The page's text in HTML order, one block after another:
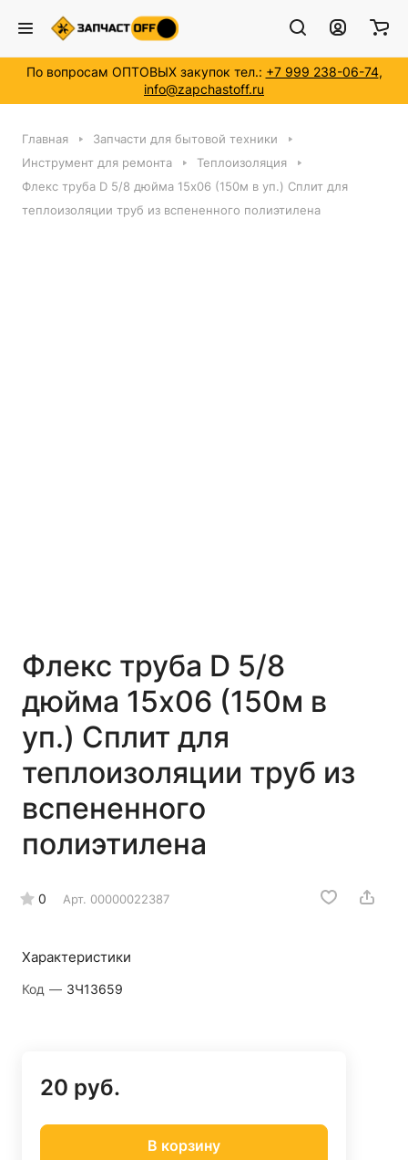
По вопросам ОПТОВЫХ закупок тел.: +7 999 238-06-74,
info@zapchastoff.ru
Главная
Запчасти для бытовой техники
Инструмент для ремонта
Теплоизоляция
Флекс труба D 5/8 дюйма 15x06 (150м в уп.) Сплит для
теплоизоляции труб из вспененного полиэтилена
Флекс труба D 5/8
дюйма 15x06 (150м в
уп.) Сплит для
теплоизоляции труб из
вспененного
полиэтилена
0 Арт. 00000022387
Характеристики
Код — ЗЧ13659
20 руб.
В корзину